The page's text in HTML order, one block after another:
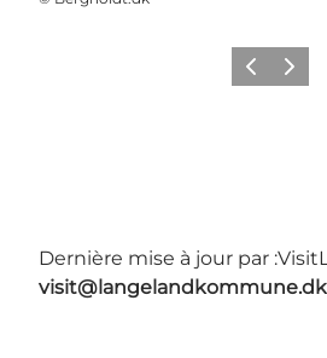
PrécédentSuivant
Dernière mise à jour par :
visit@langelandkommune.dk